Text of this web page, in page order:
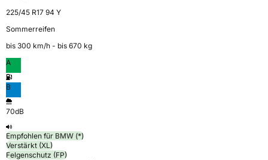
225/45 R17 94 Y
Sommerreifen
bis 300 km⁠/⁠h - bis 670 kg
A
B
70dB
Empfohlen für BMW (*)
Verstärkt (XL)
Felgenschutz (FP)